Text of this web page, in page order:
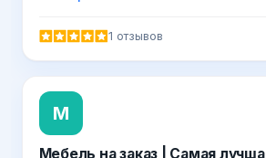
1 отзывов
М
Мебель на заказ | Самая